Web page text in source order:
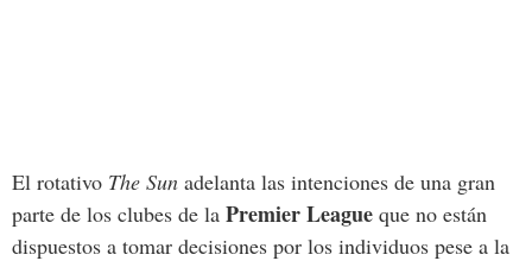
El rotativo The Sun adelanta las intenciones de una gran
parte de los clubes de la Premier League que no están
dispuestos a tomar decisiones por los individuos pese a la